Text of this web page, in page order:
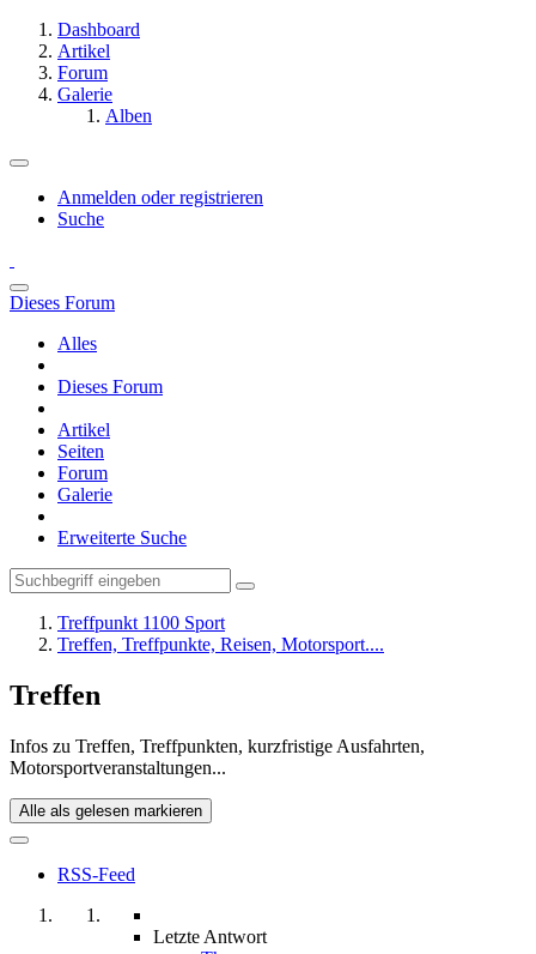
Dashboard
Artikel
Forum
Galerie
Alben
Anmelden oder registrieren
Suche
Dieses Forum
Alles
Dieses Forum
Artikel
Seiten
Forum
Galerie
Erweiterte Suche
Treffpunkt 1100 Sport
Treffen, Treffpunkte, Reisen, Motorsport....
Treffen
Infos zu Treffen, Treffpunkten, kurzfristige Ausfahrten,
Motorsportveranstaltungen...
Alle als gelesen markieren
RSS-Feed
Letzte Antwort